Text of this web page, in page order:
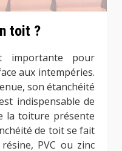
toit ?
importante pour
aux intempéries.
son étanchéité
indispensable de
la toiture présente
de toit se fait
PVC ou zinc